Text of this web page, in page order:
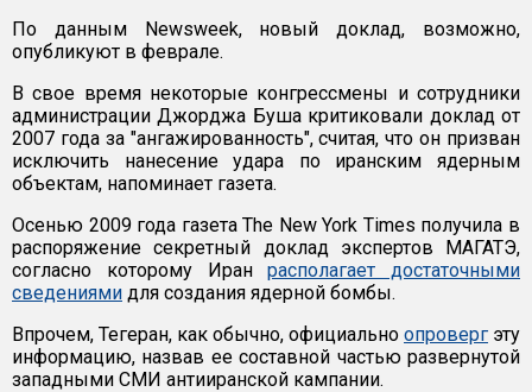
По данным Newsweek, новый доклад, возможно,
опубликуют в феврале.
В свое время некоторые конгрессмены и сотрудники
администрации Джорджа Буша критиковали доклад от
2007 года за "ангажированность", считая, что он призван
исключить нанесение удара по иранским ядерным
объектам, напоминает газета.
Осенью 2009 года газета The New York Times получила в
распоряжение секретный доклад экспертов МАГАТЭ,
согласно которому Иранрасполагает достаточными
сведениями для создания ядерной бомбы.
Впрочем, Тегеран, как обычно, официально опроверг эту
информацию, назвав ее составной частью развернутой
западными СМИ антииранской кампании.